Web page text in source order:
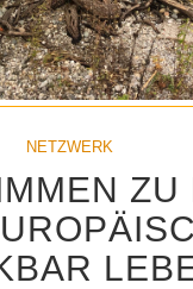
NETZWERK
ZU